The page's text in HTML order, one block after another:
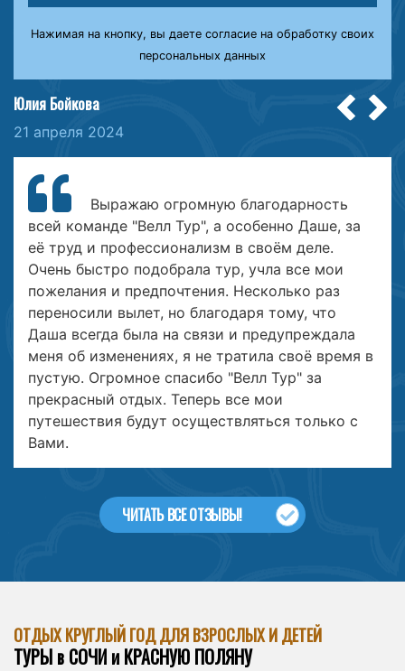
Нажимая на кнопку, вы даете согласие на обработку своих
персональных данных
Юлия Бойкова
21 апреля 2024
Выражаю огромную благодарность
всей команде "Велл Тур", а особенно Даше, за
её труд и профессионализм в своём деле.
Очень быстро подобрала тур, учла все мои
пожелания и предпочтения. Несколько раз
переносили вылет, но благодаря тому, что
Даша всегда была на связи и предупреждала
меня об изменениях, я не тратила своё время в
пустую. Огромное спасибо "Велл Тур" за
прекрасный отдых. Теперь все мои
путешествия будут осуществляться только с
Вами.
ЧИТАТЬ ВСЕ ОТЗЫВЫ!
ОТДЫХ КРУГЛЫЙ ГОД ДЛЯ ВЗРОСЛЫХ И ДЕТЕЙ
ТУРЫ в СОЧИ и КРАСНУЮ ПОЛЯНУ